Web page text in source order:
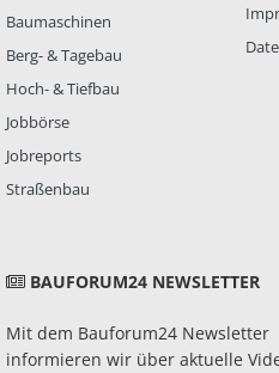
Baumaschinen
Berg- & Tagebau
Hoch- & Tiefbau
Jobbörse
Jobreports
Straßenbau
BAUFORUM24 NEWSLETTER
Mit dem Bauforum24 Newsletter
informieren wir über aktuelle